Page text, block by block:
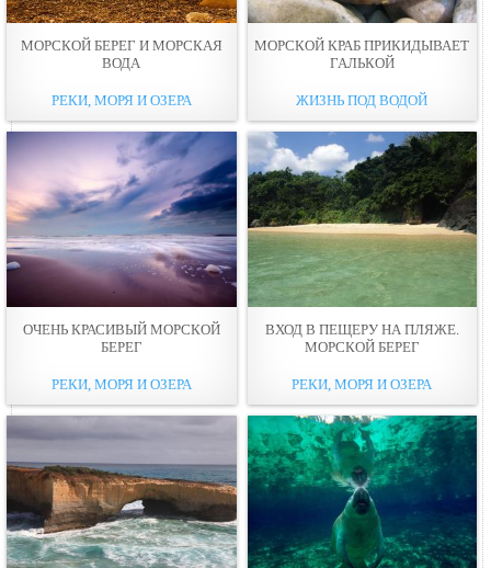
МОРСКОЙ БЕРЕГ И МОРСКАЯ
ВОДА
РЕКИ, МОРЯ И ОЗЕРА
МОРСКОЙ КРАБ ПРИКИДЫВАЕТ
ГАЛЬКОЙ
ЖИЗНЬ ПОД ВОДОЙ
ОЧЕНЬ КРАСИВЫЙ МОРСКОЙ
БЕРЕГ
РЕКИ, МОРЯ И ОЗЕРА
ВХОД В ПЕЩЕРУ НА ПЛЯЖЕ.
МОРСКОЙ БЕРЕГ
РЕКИ, МОРЯ И ОЗЕРА